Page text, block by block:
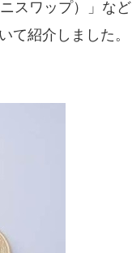
スワップ）」など
紹介しました。